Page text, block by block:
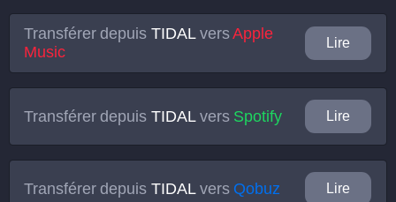
Transférer depuisTIDALversApple
Music
Lire
Transférer depuisTIDALvers Spotify Lire
Transférer depuisTIDALvers Qobuz Lire